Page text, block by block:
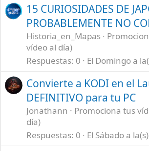
15 CURIOSIDADES DE
PROBABLEMENTE NO
Historia_en_Mapas
vídeo al día)
Respuestas 0 El Domingo a
Convierte a KODI en el
DEFINITIVO para tu PC
Jonathann
Promociona tus
día)
Respuestas 0 El Sábado a